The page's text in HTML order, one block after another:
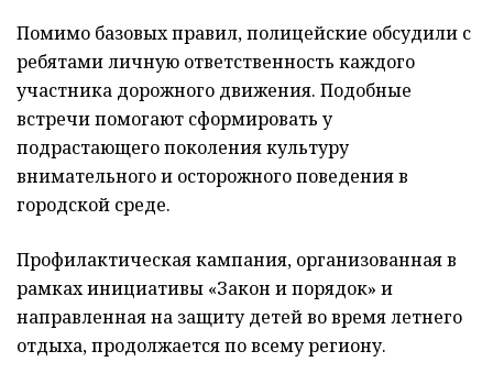
Помимо базовых правил, полицейские обсудили с
ребятами личную ответственность каждого
участника дорожного движения. Подобные
встречи помогают сформировать у
подрастающего поколения культуру
внимательного и осторожного поведения в
городской среде.
Профилактическая кампания, организованная в
рамках инициативы «Закон и порядок» и
направленная на защиту детей во время летнего
отдыха, продолжается по всему региону.